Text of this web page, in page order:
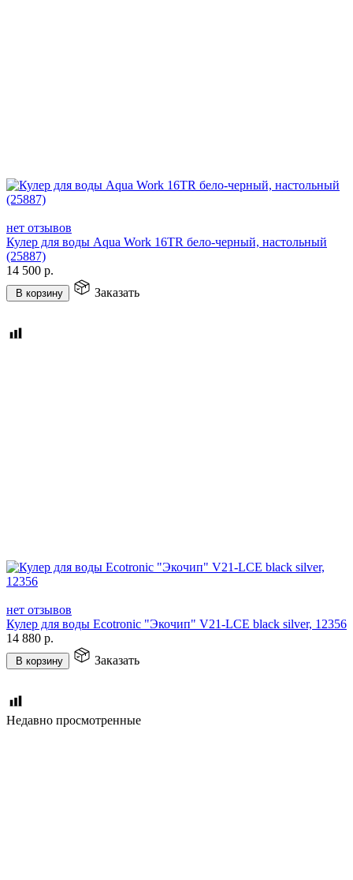
нет отзывов
Кулер для воды Aqua Work 16TR бело-черный, настольный
(25887)
14 500 р.
В корзину Заказать
нет отзывов
Кулер для воды Ecotronic "Экочип" V21-LCE black silver, 12356
14 880 р.
В корзину Заказать
Недавно просмотренные